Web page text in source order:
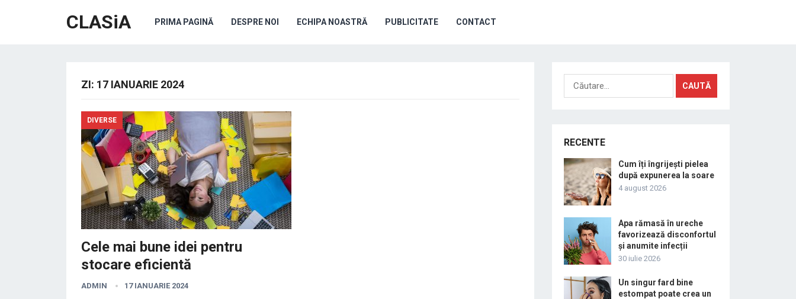
CLASiA PRIMA PAGINĂ DESPRE NOI ECHIPA NOASTRĂ PUBLICITATE CONTACT
ZI: 17 IANUARIE 2024
DIVERSE
Cele mai bune idei pentru
stocare eficientă
ADMIN 17 IANUARIE 2024
Caută
după:
RECENTE
Cum îți îngrijești pielea
după expunerea la soare
4 august 2026
Apa rămasă în ureche
favorizează disconfortul
și anumite infecții
30 iulie 2026
Un singur fard bine
estompat poate crea un